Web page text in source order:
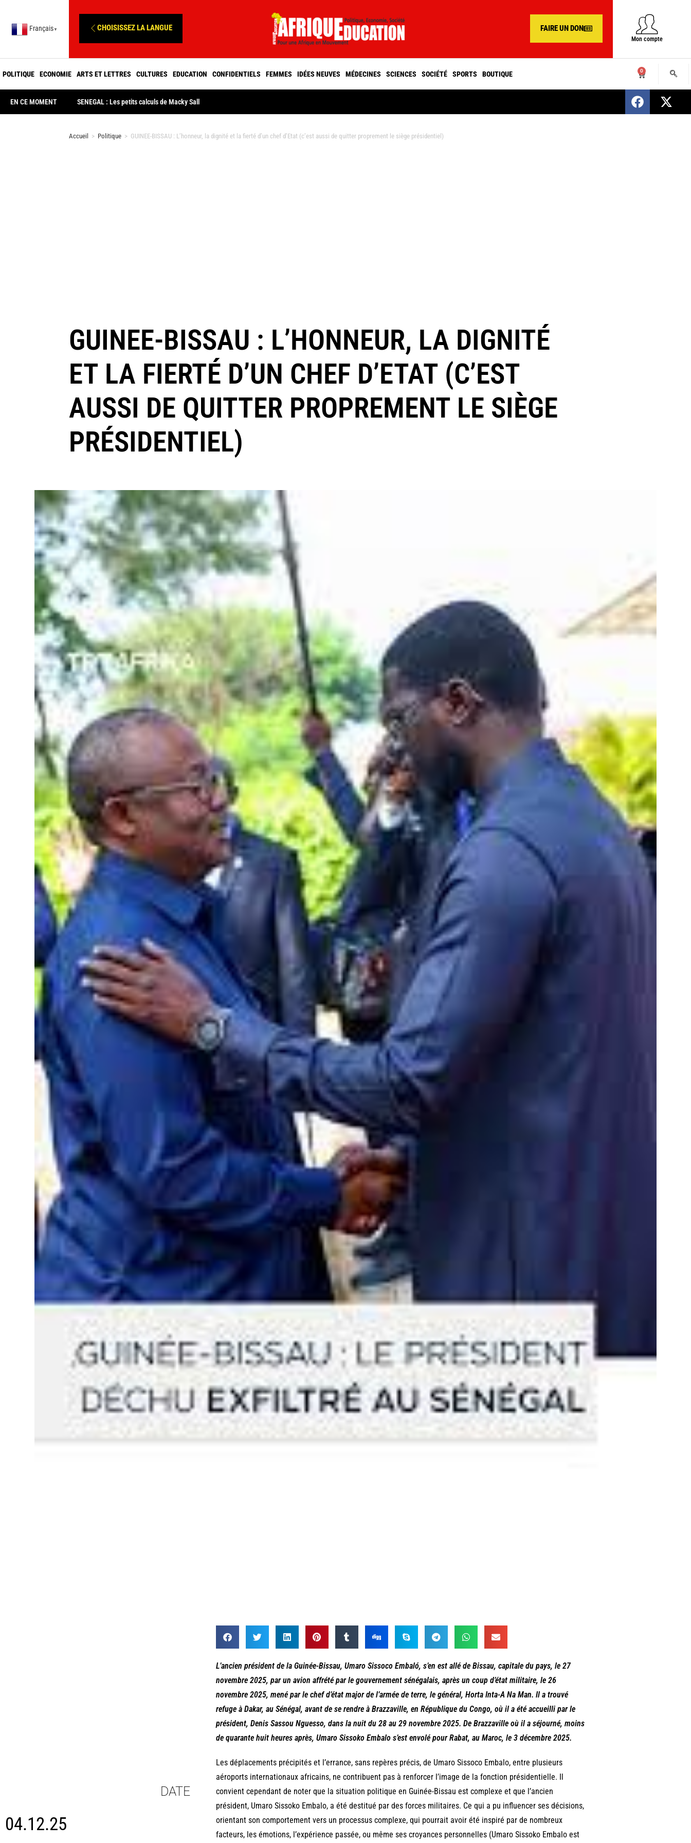
Français ▼ CHOISISSEZ LA LANGUE FAIRE UN DON
Mon compte
POLITIQUE ECONOMIE ARTS ET LETTRES CULTURES EDUCATION CONFIDENTIELS FEMMES IDÉES NEUVES MÉDECINES SCIENCES SOCIÉTÉ SPORTS BOUTIQUE 0
EN CE MOMENT SENEGAL : Les petits calculs de Macky Sall SENEGAL : Nomination d’un nouveau
Accueil > Politique > GUINEE-BISSAU : L’honneur, la dignité et la fierté d’un chef d’Etat (c’est aussi de quitter proprement le siège présidentiel)
GUINEE-BISSAU : L’HONNEUR, LA DIGNITÉ
ET LA FIERTÉ D’UN CHEF D’ETAT (C’EST
AUSSI DE QUITTER PROPREMENT LE SIÈGE
PRÉSIDENTIEL)
DATE
04.12.25
L’ancien président de la Guinée-Bissau, Umaro Sissoco Embaló, s’en est allé de Bissau, capitale du pays, le 27
novembre 2025, par un avion affrété par le gouvernement sénégalais, après un coup d’état militaire, le 26
novembre 2025, mené par le chef d’état major de l’armée de terre, le général, Horta Inta-A Na Man. Il a trouvé
refuge à Dakar, au Sénégal, avant de se rendre à Brazzaville, en République du Congo, où il a été accueilli par le
président, Denis Sassou Nguesso, dans la nuit du 28 au 29 novembre 2025. De Brazzaville où il a séjourné, moins
de quarante huit heures après, Umaro Sissoko Embalo s’est envolé pour Rabat, au Maroc, le 3 décembre 2025.
Les déplacements précipités et l’errance, sans repères précis, de Umaro Sissoco Embalo, entre plusieurs
aéroports internationaux africains, ne contribuent pas à renforcer l’image de la fonction présidentielle. Il
convient cependant de noter que la situation politique en Guinée-Bissau est complexe et que l’ancien
président, Umaro Sissoko Embalo, a été destitué par des forces militaires. Ce qui a pu influencer ses décisions,
orientant son comportement vers un processus complexe, qui pourrait avoir été inspiré par de nombreux
facteurs, les émotions, l’expérience passée, ou même ses croyances personnelles (Umaro Sissoko Embalo est